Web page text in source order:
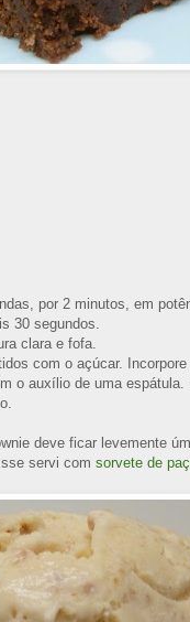
por 2 minutos, em
30 segundos.
clara e fofa.
com o açúcar.
o auxílio de uma
deve ficar levemente
servi com sorvete de